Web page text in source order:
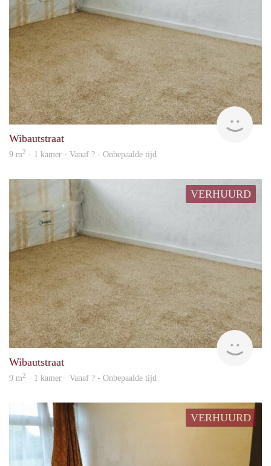
Wibautstraat
9 m2 · 1 kamer · Vanaf ? - Onbepaalde tijd
VERHUURD
Wibautstraat
9 m2 · 1 kamer · Vanaf ? - Onbepaalde tijd
VERHUURD